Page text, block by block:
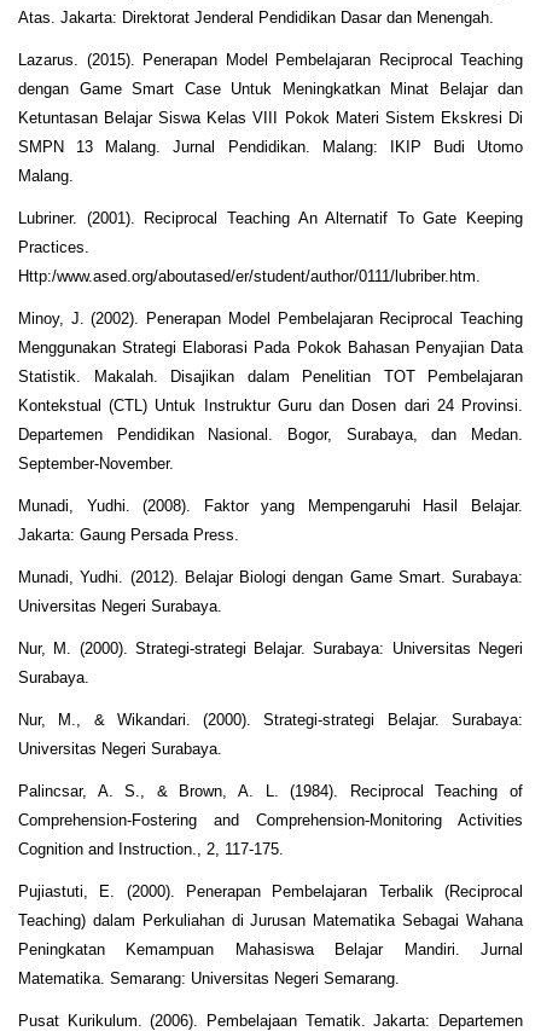
Atas. Jakarta: Direktorat Jenderal Pendidikan Dasar dan Menengah.
Lazarus. (2015). Penerapan Model Pembelajaran Reciprocal Teaching
dengan Game Smart Case Untuk Meningkatkan Minat Belajar dan
Ketuntasan Belajar Siswa Kelas VIII Pokok Materi Sistem Ekskresi Di
SMPN 13 Malang. Jurnal Pendidikan. Malang: IKIP Budi Utomo
Malang.
Lubriner. (2001). Reciprocal Teaching An Alternatif To Gate Keeping
Practices.
Http:/www.ased.org/aboutased/er/student/author/0111/lubriber.htm.
Minoy, J. (2002). Penerapan Model Pembelajaran Reciprocal Teaching
Menggunakan Strategi Elaborasi Pada Pokok Bahasan Penyajian Data
Statistik. Makalah. Disajikan dalam Penelitian TOT Pembelajaran
Kontekstual (CTL) Untuk Instruktur Guru dan Dosen dari 24 Provinsi.
Departemen Pendidikan Nasional. Bogor, Surabaya, dan Medan.
September-November.
Munadi, Yudhi. (2008). Faktor yang Mempengaruhi Hasil Belajar.
Jakarta: Gaung Persada Press.
Munadi, Yudhi. (2012). Belajar Biologi dengan Game Smart. Surabaya:
Universitas Negeri Surabaya.
Nur, M. (2000). Strategi-strategi Belajar. Surabaya: Universitas Negeri
Surabaya.
Nur, M., & Wikandari. (2000). Strategi-strategi Belajar. Surabaya:
Universitas Negeri Surabaya.
Palincsar, A. S., & Brown, A. L. (1984). Reciprocal Teaching of
Comprehension-Fostering and Comprehension-Monitoring Activities
Cognition and Instruction., 2, 117-175.
Pujiastuti, E. (2000). Penerapan Pembelajaran Terbalik (Reciprocal
Teaching) dalam Perkuliahan di Jurusan Matematika Sebagai Wahana
Peningkatan Kemampuan Mahasiswa Belajar Mandiri. Jurnal
Matematika. Semarang: Universitas Negeri Semarang.
Pusat Kurikulum. (2006). Pembelajaan Tematik. Jakarta: Departemen